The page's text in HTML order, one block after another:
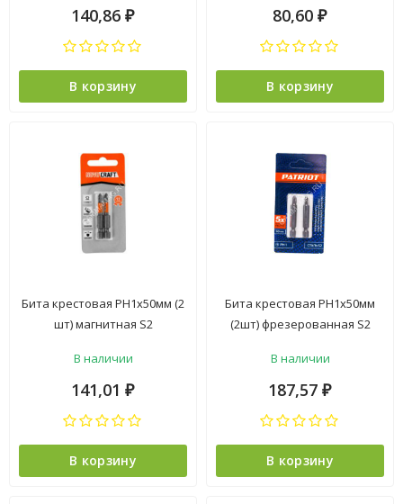
140,86 ₽
В корзину
80,60 ₽
В корзину
Бита крестовая PH1х50мм (2
шт) магнитная S2
0501G) NovoCRAFT *1/25
В наличии
141,01 ₽
В корзину
Бита крестовая PH1х50мм
(2шт) фрезерованная S2
PATRIOT *1/20/240
В наличии
187,57 ₽
В корзину